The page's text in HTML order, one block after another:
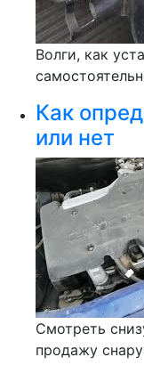
Волги, как
Как
или нет
Смотреть
продажу